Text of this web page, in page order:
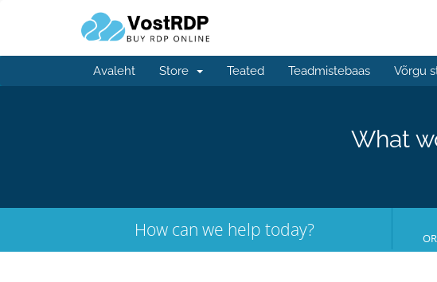
Avaleht Store Teated Teadmistebaas Võrgu
What
How can we help today?